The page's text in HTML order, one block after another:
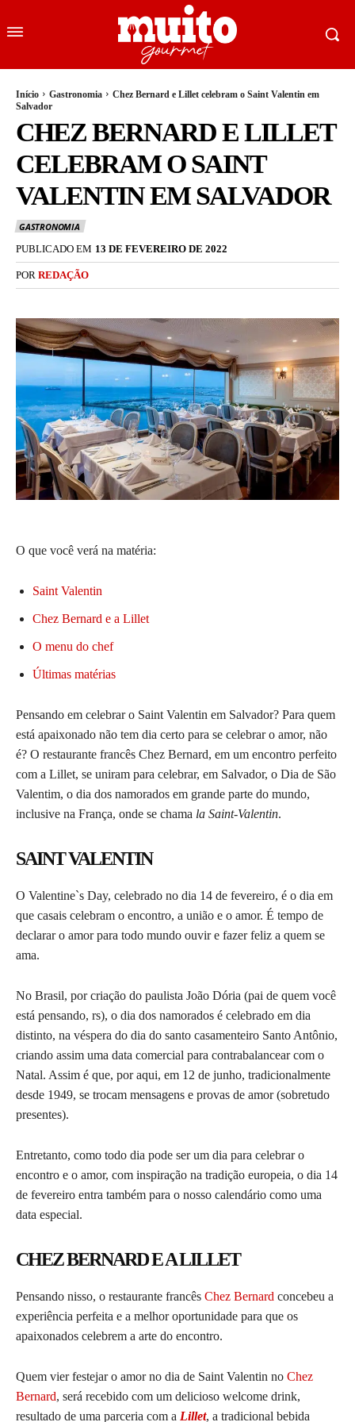
Início Gastronomia
Chez Bernard e Lillet celebram o Saint Valentin em
Salvador
CHEZ BERNARD E LILLET
CELEBRAM O SAINT
VALENTIN EM SALVADOR
GASTRONOMIA
PUBLICADO EM 13 DE FEVEREIRO DE 2022
POR REDAÇÃO
O que você verá na matéria:
Saint Valentin
Chez Bernard e a Lillet
O menu do chef
Últimas matérias
Pensando em celebrar o Saint Valentin em Salvador? Para quem
está apaixonado não tem dia certo para se celebrar o amor, não
é? O restaurante francês Chez Bernard, em um encontro perfeito
com a Lillet, se uniram para celebrar, em Salvador, o Dia de São
Valentim, o dia dos namorados em grande parte do mundo,
inclusive na França, onde se chama la Saint-Valentin.
SAINT VALENTIN
O Valentine`s Day, celebrado no dia 14 de fevereiro, é o dia em
que casais celebram o encontro, a união e o amor. É tempo de
declarar o amor para todo mundo ouvir e fazer feliz a quem se
ama.
No Brasil, por criação do paulista João Dória (pai de quem você
está pensando, rs), o dia dos namorados é celebrado em dia
distinto, na véspera do dia do santo casamenteiro Santo Antônio,
criando assim uma data comercial para contrabalancear com o
Natal. Assim é que, por aqui, em 12 de junho, tradicionalmente
desde 1949, se trocam mensagens e provas de amor (sobretudo
presentes).
Entretanto, como todo dia pode ser um dia para celebrar o
encontro e o amor, com inspiração na tradição europeia, o dia 14
de fevereiro entra também para o nosso calendário como uma
data especial.
CHEZ BERNARD E A LILLET
Pensando nisso, o restaurante francês Chez Bernard concebeu a
experiência perfeita e a melhor oportunidade para que os
apaixonados celebrem a arte do encontro.
Quem vier festejar o amor no dia de Saint Valentin no Chez
Bernard, será recebido com um delicioso welcome drink,
resultado de uma parceria com a Lillet, a tradicional bebida